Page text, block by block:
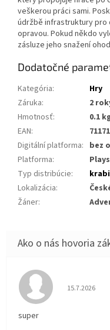
veškerou práci sami.
údržbě infrastruktury pro
opravou. Pokud někdo
zásluze jeho snažení
Dodatočné
Kategória:
Hry
Záruka:
2
Hmotnosť:
0.1
EAN:
Digitální platforma: bez
Platforma:
Typ distribúcie:
Lokalizácia:
Žáner:
Hodnotenie
15.7.2026
super